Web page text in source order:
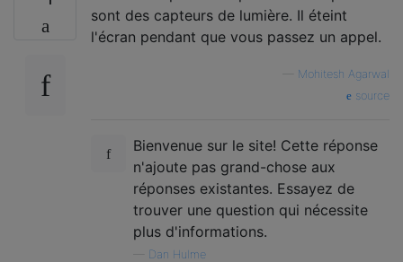
sont des capteurs de lumière. Il éteint
l'écran pendant que vous passez un appel.
Mohitesh Agarwal
source
Bienvenue sur le site! Cette réponse
n'ajoute pas grand-chose aux
réponses existantes. Essayez de
trouver une question qui nécessite
plus d'informations.
Dan Hulme